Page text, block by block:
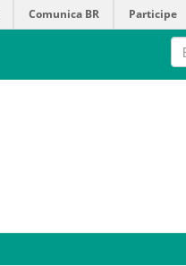
Comunica BR Participe